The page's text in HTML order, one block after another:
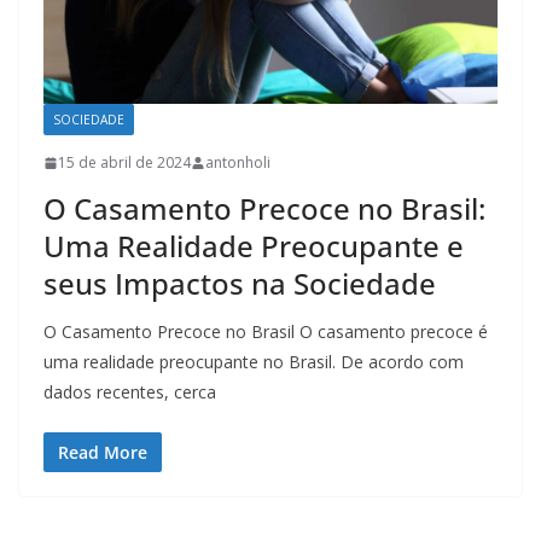
SOCIEDADE
15 de abril de 2024 antonholi
O Casamento Precoce no Brasil:
Uma Realidade Preocupante e
seus Impactos na Sociedade
O Casamento Precoce no Brasil O casamento precoce é
uma realidade preocupante no Brasil. De acordo com
dados recentes, cerca
Read More